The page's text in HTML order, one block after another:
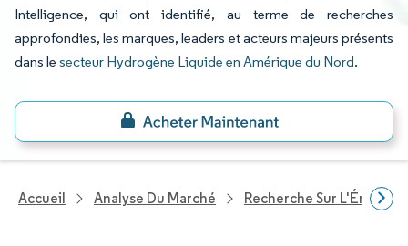
Intelligence, qui ont identifié, au terme de recherches
approfondies, les marques, leaders et acteurs majeurs présents
dans le secteur Hydrogène Liquide en Amérique du Nord.
Accueil Analyse Du Marché Recherche Sur